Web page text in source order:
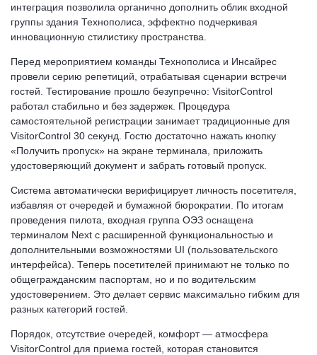
интеграция позволила органично дополнить облик входной
группы здания Технополиса, эффектно подчеркивая
инновационную стилистику пространства.
Перед мероприятием команды Технополиса и Инсайрес
провели серию репетиций, отрабатывая сценарии встречи
гостей. Тестирование прошло безупречно: VisitorControl
работал стабильно и без задержек. Процедура
самостоятельной регистрации занимает традиционные для
VisitorControl 30 секунд. Гостю достаточно нажать кнопку
«Получить пропуск» на экране терминала, приложить
удостоверяющий документ и забрать готовый пропуск.
Система автоматически верифицирует личность посетителя,
избавляя от очередей и бумажной бюрократии. По итогам
проведения пилота, входная группа ОЭЗ оснащена
терминалом Next с расширенной функциональностью и
дополнительными возможностями UI (пользовательского
интерфейса). Теперь посетителей принимают не только по
общегражданским паспортам, но и по водительским
удостоверением. Это делает сервис максимально гибким для
разных категорий гостей.
Порядок, отсутствие очередей, комфорт — атмосфера
VisitorControl для приема гостей, которая становится